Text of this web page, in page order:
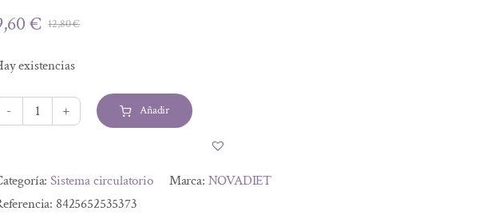
12,80€El
era:
12,80 €.
€
El
es:
9,60 €.
existencias
CASTAÑO
30
CAP
Añadir
Sistema circulatorio Marca: NOVADIET
8425652535373